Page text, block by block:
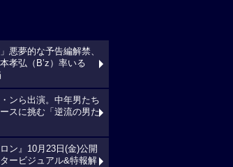
悪夢的な予告編解禁、
孝弘（B’z）率いる
ンら出演。中年男たち
スに挑む「逆流の男た
ロン』10月23日(金)公開
ービジュアル&特報解